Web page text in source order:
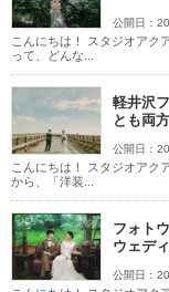
公開日：
こんにちは！ スタジオアク
って、どんな...
軽井沢
とも両
公開日：
こんにちは！ スタジオアク
から、「洋装...
フォト
ウェデ
公開日：